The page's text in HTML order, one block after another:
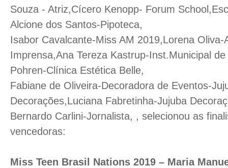
Souza - Atriz,Cícero Kenopp- Forum
Alcione dos Santos-Pipoteca,
Isabor Cavalcante-Miss AM 2019,Lorena Oliva-
Imprensa,Ana Tereza Kastrup-Inst.Municipal
Pohren-Clínica Estética Belle,
Fabiane de Oliveira-Decoradora de Eventos-
Decorações,Luciana Fabretinha-Jujuba
Bernardo Carlini-Jornalista, , selecionou as
vencedoras:
Miss Teen Brasil Nations 2019 – Maria